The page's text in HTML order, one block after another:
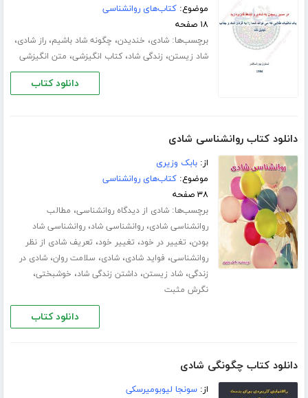
موضوع:کتاب‌های روانشناسی
۱۸ صفحه
برچسب‌ها:شادی، خندیدن، چگونه شاد باشیم،راز شادی،
شاد زیستن، زندگی شاد،کتاب انگیزشی، متن انگیزشی
دانلود کتاب
دانلود کتاب روانشناسی شادی
از:بابک وزیری
موضوع:کتاب‌های روانشناسی
۳۸ صفحه
برچسب‌ها:شادی از دیدگاه روانشناسی، مطالب
روانشناسی شادی،روانشناسی شاد،روانشناسی شاد
بودن، تغییر در خود، تغییر خود، تعریف شادی از نظر
روانشناسی، فواید شادی،شادی، سلامت روان،شادی در
زندگی،شاد زیستن،داشتن زندگی شاد، خوشبختی،
نگرش مثبت
دانلود کتاب
دانلود کتاب چگونگی شادی
از:سونجا لیوبومیرسکی